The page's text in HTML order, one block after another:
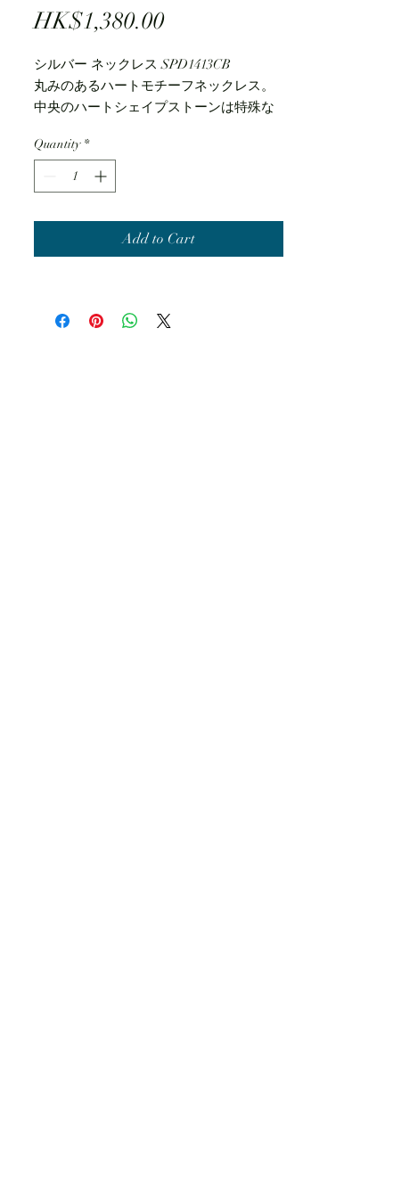
HK$1,380.00Price
シルバー ネックレス SPD1413CB
丸みのあるハートモチーフネックレス。
中央のハートシェイプストーンは特殊な
れ続け、胸元で美しくきらめきます。
揺れるストーンの輝きを引き立たせるよ
うにハートラインにダイヤモンドを並べ
価格：17,600円（税込）
Quantity *
Add to Cart